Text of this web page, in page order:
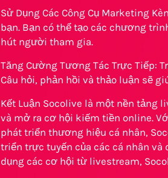
Sử Dụng Các Công Cụ Marketing
bạn. Bạn có thể tạo các chương
hút người tham gia.
Tăng Cường Tương Tác Trực
Câu hỏi, phản hồi và thảo luận sẽ
Kết Luận Socolive là một nền tảng
và mở ra cơ hội kiếm tiền online.
phát triển thương hiệu cá nhân,
triển trực tuyến của các cá nhân
dụng các cơ hội từ livestream,